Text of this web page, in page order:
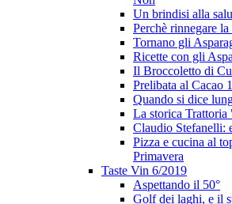
Un brindisi alla
Perchè rinnegare
Tornano gli
Ricette con gli
Il Broccoletto di
Prelibata al Cacao
Quando si dice
La storica
Claudio Stefanelli:
Pizza e cucina al
Primavera
Taste Vin 6/2019
Aspettando il 50°
Golf dei laghi, e il